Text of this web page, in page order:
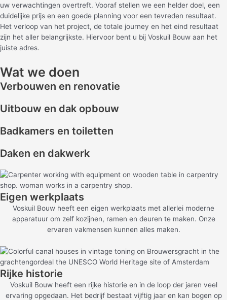
uw verwachtingen overtreft. Vooraf stellen we een helder doel, een
duidelijke prijs en een goede planning voor een tevreden resultaat.
Het verloop van het project, de totale journey en het eind resultaat
zijn het aller belangrijkste. Hiervoor bent u bij Voskuil Bouw aan het
juiste adres.
Wat we doen
Verbouwen en renovatie
Uitbouw en dak opbouw
Badkamers en toiletten
Daken en dakwerk
Eigen werkplaats
Voskuil Bouw heeft een eigen werkplaats met allerlei moderne
apparatuur om zelf kozijnen, ramen en deuren te maken. Onze
ervaren vakmensen kunnen alles maken.
Rijke historie
Voskuil Bouw heeft een rijke historie en in de loop der jaren veel
ervaring opgedaan. Het bedrijf bestaat vijftig jaar en kan bogen op